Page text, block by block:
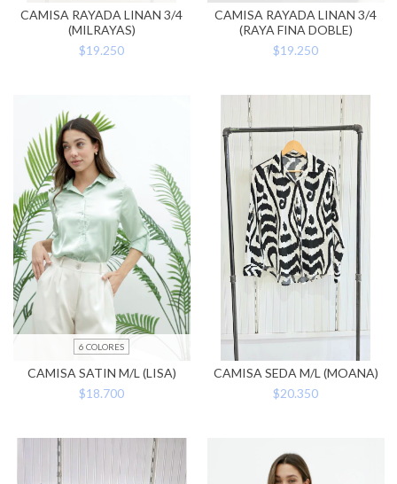
CAMISA RAYADA LINAN 3/4
(MILRAYAS)
$19.250
CAMISA RAYADA LINAN 3/4
(RAYA FINA DOBLE)
$19.250
6 COLORES
CAMISA SATIN M/L (LISA)
$18.700
CAMISA SEDA M/L (MOANA)
$20.350